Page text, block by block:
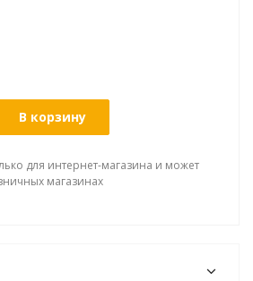
В корзину
для интернет-магазина и может
магазинах